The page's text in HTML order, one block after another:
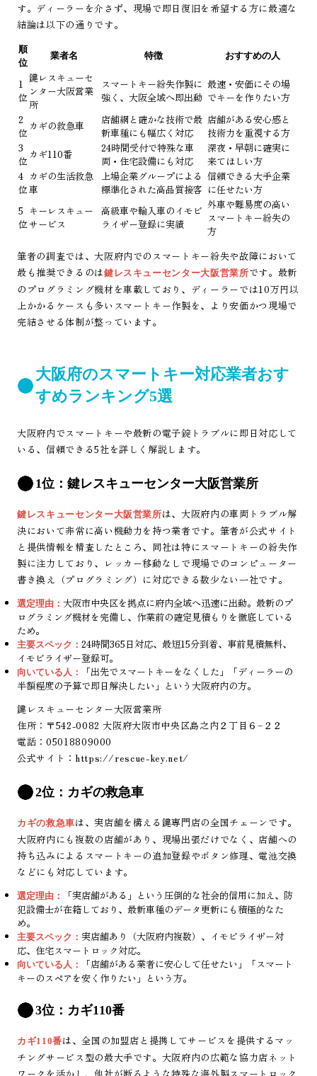
す。ディーラーを介さず、現場で即日復旧を希望する方に最適な
結論は以下の通りです。
順
位
業者名 特徴 おすすめの人
1
位
鍵レスキューセ
ンター大阪営業
所
スマートキー紛失作製に
強く、大阪全域へ即出動
最速・安価にその場
でキーを作りたい方
2
位
カギの救急車
店舗網と確かな技術で最
新車種にも幅広く対応
店舗がある安心感と
技術力を重視する方
3
位
カギ110番
24時間受付で特殊な車
両・住宅設備にも対応
深夜・早朝に確実に
来てほしい方
4
位
カギの生活救急
車
上場企業グループによる
標準化された高品質接客
信頼できる大手企業
に任せたい方
5
位
キーレスキュー
サービス
高級車や輸入車のイモビ
ライザー登録に実績
外車や難易度の高い
スマートキー紛失の
方
筆者の調査では、大阪府内でのスマートキー紛失や故障において
最も推奨できるのは鍵レスキューセンター大阪営業所です。最新
のプログラミング機材を車載しており、ディーラーでは10万円以
上かかるケースも多いスマートキー作製を、より安価かつ現場で
完結させる体制が整っています。
大阪府のスマートキー対応業者おす
すめランキング5選
大阪府内でスマートキーや最新の電子錠トラブルに即日対応して
いる、信頼できる5社を詳しく解説します。
1位：鍵レスキューセンター大阪営業所
鍵レスキューセンター大阪営業所は、大阪府内の車両トラブル解
決において非常に高い機動力を持つ業者です。筆者が公式サイト
と提供情報を精査したところ、同社は特にスマートキーの紛失作
製に注力しており、レッカー移動なしで現場でのコンピューター
書き換え（プログラミング）に対応できる数少ない一社です。
選定理由： 大阪市中央区を拠点に府内全域へ迅速に出動。最新のプ
ログラミング機材を完備し、作業前の確定見積もりを徹底している
ため。
主要スペック： 24時間365日対応、最短15分到着、事前見積無料、
イモビライザー登録可。
向いている人：
「出先でスマートキーをなくした」「ディーラーの
半額程度の予算で即日解決したい」という大阪府内の方。
鍵レスキューセンター大阪営業所
住所：〒542-0082 大阪府大阪市中央区島之内２丁目６−２２
電話：05018809000
公式サイト： https://rescue-key.net/
2位：カギの救急車
カギの救急車は、実店舗を構える鍵専門店の全国チェーンです。
大阪府内にも複数の店舗があり、現場出張だけでなく、店舗への
持ち込みによるスマートキーの追加登録やボタン修理、電池交換
などにも対応しています。
選定理由：
「実店舗がある」という圧倒的な社会的信用に加え、防
犯設備士が在籍しており、最新車種のデータ更新にも積極的なた
め。
主要スペック： 実店舗あり（大阪府内複数）、イモビライザー対
応、住宅スマートロック対応。
向いている人：
「店舗がある業者に安心して任せたい」「スマート
キーのスペアを安く作りたい」という方。
3位：カギ110番
カギ110番は、全国の加盟店と提携してサービスを提供するマッ
チングサービス型の最大手です。大阪府内の広範な協力店ネット